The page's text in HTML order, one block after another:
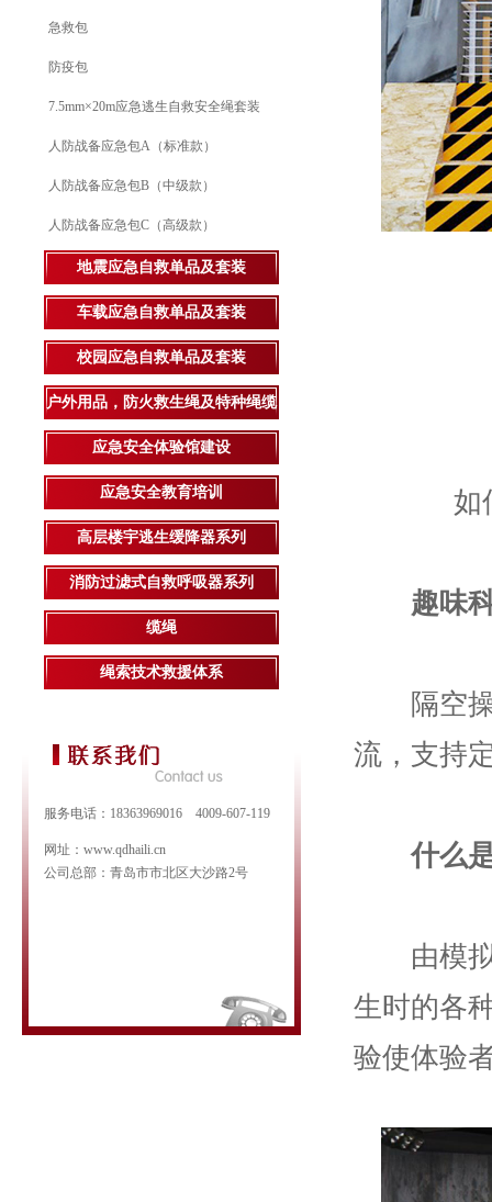
急救包
防疫包
7.5mm×20m应急逃生自救安全绳套装
人防战备应急包A（标准款）
人防战备应急包B（中级款）
人防战备应急包C（高级款）
地震应急自救单品及套装
车载应急自救单品及套装
校园应急自救单品及套装
户外用品，防火救生绳及特种绳缆
应急安全体验馆建设
应急安全教育培训
高层楼宇逃生缓降器系列
消防过滤式自救呼吸器系列
缆绳
绳索技术救援体系
服务电话：18363969016 4009-607-119
网址：www.qdhaili.cn
公司总部：青岛市市北区大沙路2号
如何
趣味
隔空操
流，支持
什么
由模拟
生时的各
验使体验